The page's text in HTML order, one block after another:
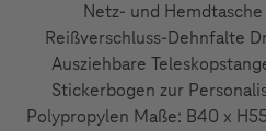
Netz- und
Reißverschluss-Dehnfalte
Ausziehbare
Stickerbogen zur
Polypropylen Maße: B40 x